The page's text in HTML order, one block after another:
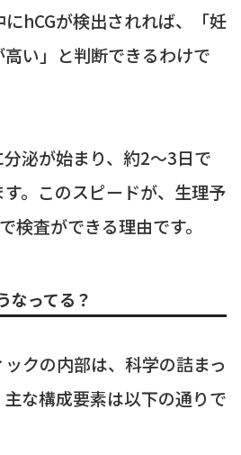
hCGが検出されれば、「妊
い」と判断できるわけで
泌が始まり、約2～3日で
。このスピードが、生理予
検査ができる理由です。
なってる？
クの内部は、科学の詰まっ
な構成要素は以下の通りで